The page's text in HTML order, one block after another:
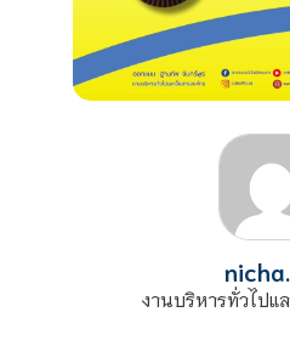
งานบริหารทั่วไปแ